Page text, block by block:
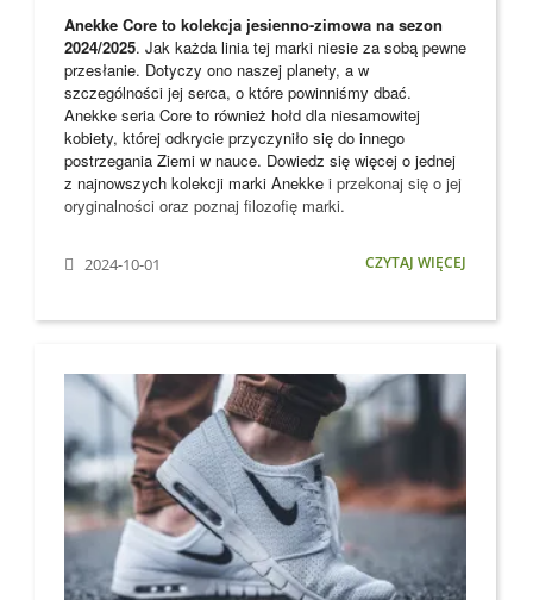
Anekke Core to kolekcja jesienno-zimowa na sezon
2024/2025. Jak każda linia tej marki niesie za sobą pewne
przesłanie. Dotyczy ono naszej planety, a w
szczególności jej serca, o które powinniśmy dbać.
Anekke seria Core to również hołd dla niesamowitej
kobiety, której odkrycie przyczyniło się do innego
postrzegania Ziemi w nauce. Dowiedz się więcej o jednej
z najnowszych kolekcji marki Anekke i przekonaj się o jej
oryginalności oraz poznaj filozofię marki.
2024-10-01 CZYTAJ WIĘCEJ